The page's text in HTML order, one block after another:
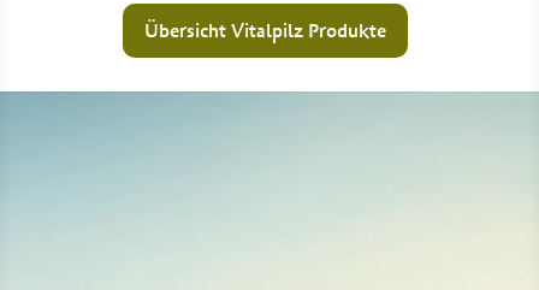
Übersicht Vitalpilz Produkte